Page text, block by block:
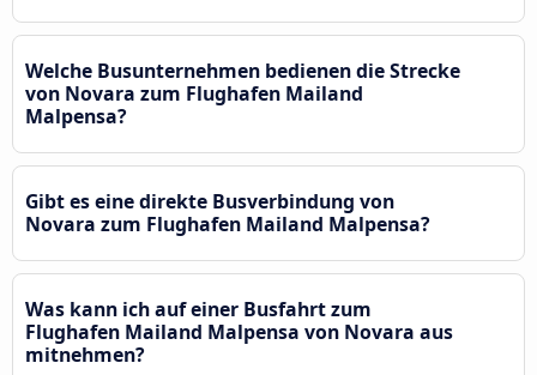
Welche Busunternehmen bedienen die Strecke
von Novara zum Flughafen Mailand
Malpensa?
Gibt es eine direkte Busverbindung von
Novara zum Flughafen Mailand Malpensa?
Was kann ich auf einer Busfahrt zum
Flughafen Mailand Malpensa von Novara aus
mitnehmen?